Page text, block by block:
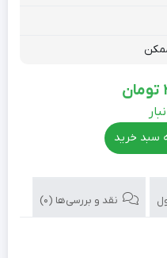
تومان
سبد خرید
نقد و بررسی‌ها (0)